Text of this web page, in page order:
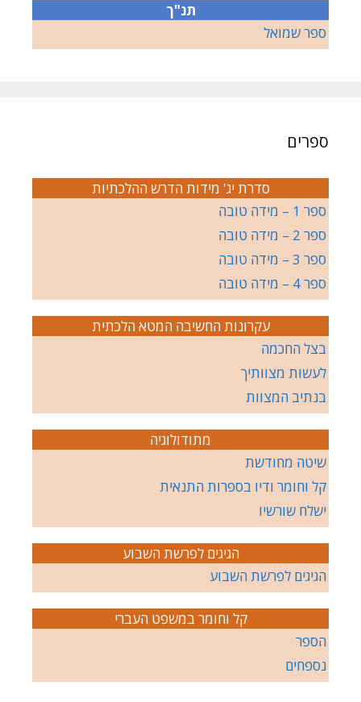
תנ"ך
ספר שמואל
ספרים
סדרת יג' מידות הדרש ההלכתיות
ספר 1 – מידה טובה
ספר 2 – מידה טובה
ספר 3 – מידה טובה
ספר 4 – מידה טובה
עקרונות החשיבה המטא הלכתית
בצל החכמה
לעשות מצוותיך
בנתיב המצוות
מתודולוגיה
שיטה מחודשת
קל וחומר ודיו בספרות התנאית
ישלח שורשיו
הגיגים לפרשת השבוע
הגיגים לפרשת השבוע
קל וחומר במשפט העברי
הספר
נספחים